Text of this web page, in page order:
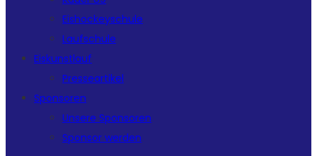
Eishockeyschule
Laufschule
Eiskunstlauf
Presseartikel
Sponsoren
Unsere Sponsoren
Sponsor werden